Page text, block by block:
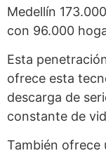
Medellín
con 96.000
Esta
ofrece esta
descarga de
constante de
También ofrece